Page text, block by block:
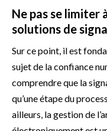
Ne pas se limiter
solutions de
Sur ce point, il est
sujet de la confiance
comprendre que la
qu’une étape du
ailleurs, la gestion de